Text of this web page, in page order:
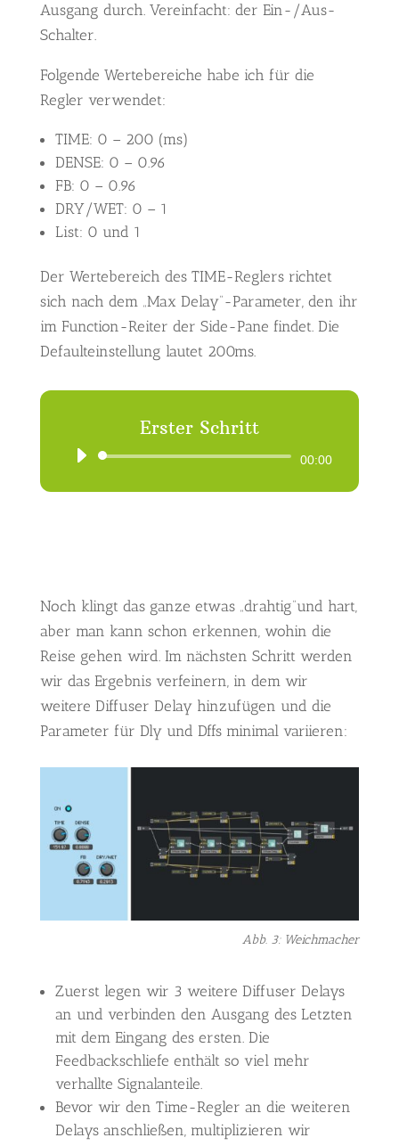
Ausgang durch. Vereinfacht: der Ein-/Aus-
Schalter.
Folgende Wertebereiche habe ich für die
Regler verwendet:
TIME: 0 – 200 (ms)
DENSE: 0 – 0.96
FB: 0 – 0.96
DRY/WET: 0 – 1
List: 0 und 1
Der Wertebereich des TIME-Reglers richtet
sich nach dem „Max Delay“-Parameter, den ihr
im Function-Reiter der Side-Pane findet. Die
Defaulteinstellung lautet 200ms.
Erster Schritt
Audio-
00:00
Noch klingt das ganze etwas „drahtig“und hart,
aber man kann schon erkennen, wohin die
Reise gehen wird. Im nächsten Schritt werden
wir das Ergebnis verfeinern, in dem wir
weitere Diffuser Delay hinzufügen und die
Parameter für Dly und Dffs minimal variieren:
Abb. 3: Weichmacher
Zuerst legen wir 3 weitere Diffuser Delays
an und verbinden den Ausgang des Letzten
mit dem Eingang des ersten. Die
Feedbackschliefe enthält so viel mehr
verhallte Signalanteile.
Bevor wir den Time-Regler an die weiteren
Delays anschließen, multiplizieren wir